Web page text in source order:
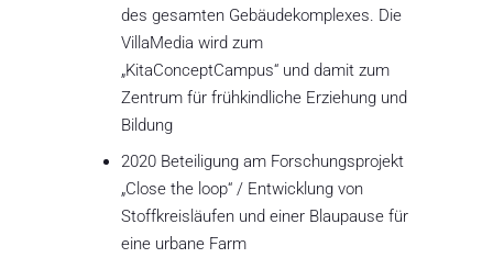
des gesamten Gebäudekomplexes. Die
VillaMedia wird zum
„KitaConceptCampus“ und damit zum
Zentrum für frühkindliche Erziehung und
Bildung
2020 Beteiligung am Forschungsprojekt
„Close the loop“ / Entwicklung von
Stoffkreisläufen und einer Blaupause für
eine urbane Farm